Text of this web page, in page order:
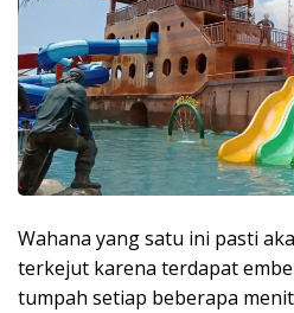
Wahana yang satu ini pasti
terkejut karena terdapat
tumpah setiap beberapa